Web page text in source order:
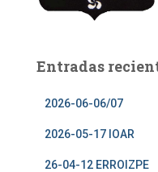
Entradas
2026-06-06/07
2026-05-17 IOAR
26-04-12 ERROIZPE